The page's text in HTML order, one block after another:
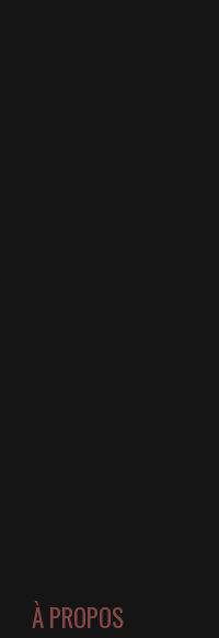
À PROPOS